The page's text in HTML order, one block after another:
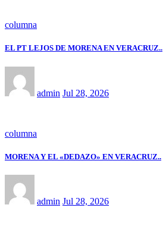
columna
EL PT LEJOS DE MORENA EN VERACRUZ..
admin Jul 28, 2026
columna
MORENA Y EL «DEDAZO» EN VERACRUZ..
admin Jul 28, 2026